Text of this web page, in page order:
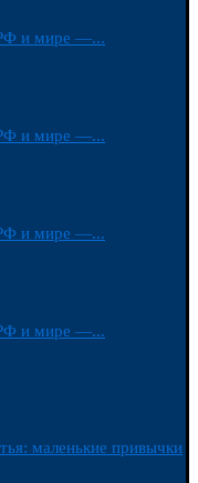
РФ и мире —...
РФ и мире —...
РФ и мире —...
РФ и мире —...
маленькие привычки